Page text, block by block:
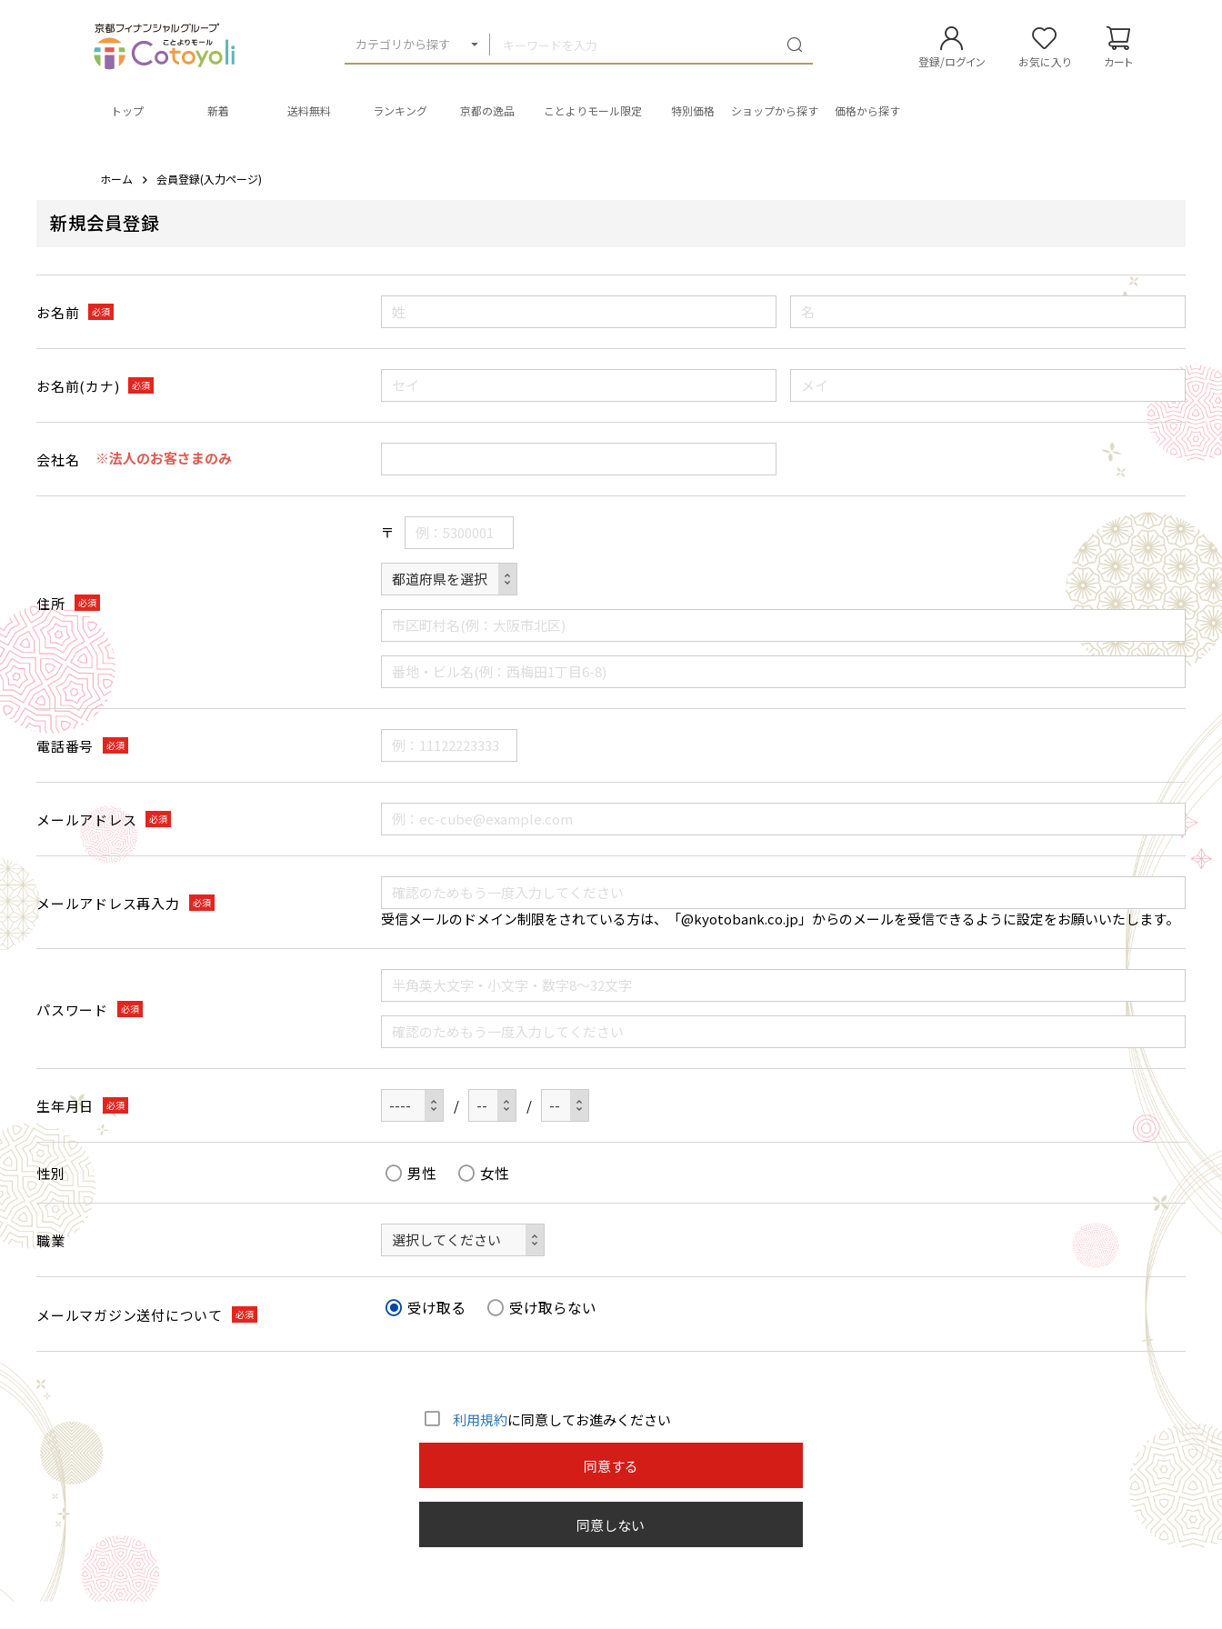
カテゴリから探す
登録/ログイン お気に入り カート
トップ 新着 送料無料 ランキング 京都の逸品 ことよりモール限定 特別価格 ショップから探す 価格から探す
ホーム 会員登録(入力ページ)
新規会員登録
お名前 必須
お名前(カナ) 必須
会社名 ※法人のお客さまのみ
住所 必須
〒
電話番号 必須
メールアドレス 必須
メールアドレス再入力 必須
受信メールのドメイン制限をされている方は、「@kyotobank.co.jp」からのメールを受信できるように設定をお願いいたします。
パスワード 必須
生年月日 必須 / /
性別 男性 女性
職業
メールマガジン送付について 必須 受け取る 受け取らない
利用規約に同意してお進みください
同意する
同意しない